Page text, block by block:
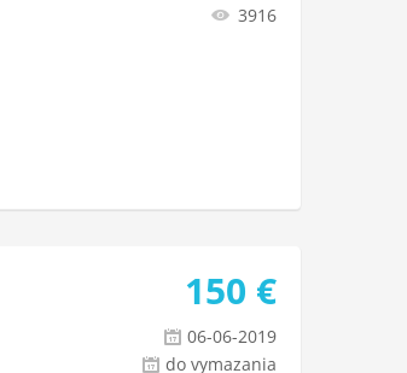
3916
150 €
06-06-2019
do vymazania